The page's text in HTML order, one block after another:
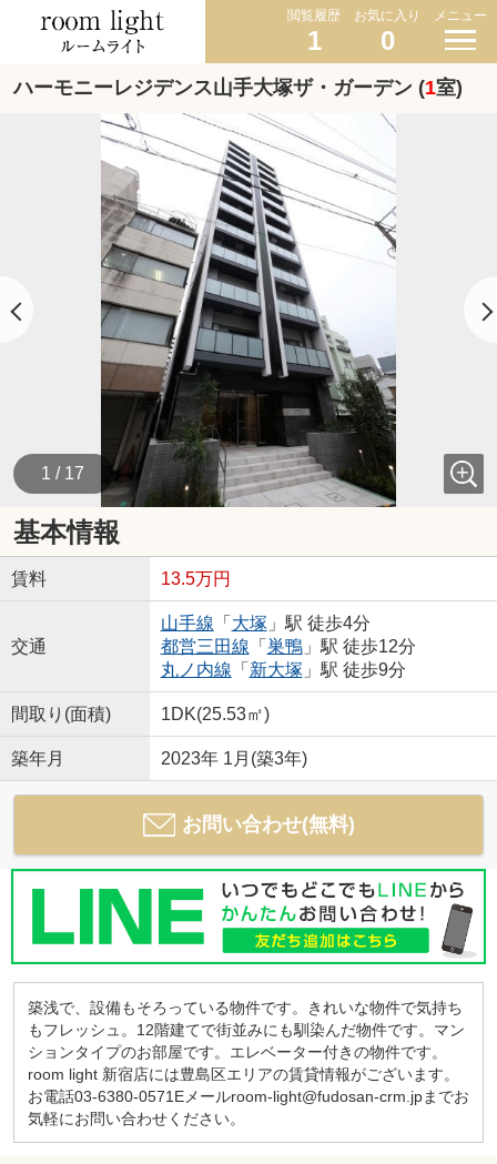
閲覧履歴
1
お気に入り
0
メニュー
ハーモニーレジデンス山手大塚ザ・ガーデン (1室)
1 / 17
基本情報
賃料 13.5万円
交通
山手線 「 大塚 」駅 徒歩4分
都営三田線 「 巣鴨」駅 徒歩12分
丸ノ内線 「 新大塚 」駅 徒歩9分
間取り(面積) 1DK(25.53㎡)
築年月 2023年 1月(築3年)
お問い合わせ(無料)
築浅で、設備もそろっている物件です。きれいな物件で気持ち
もフレッシュ。12階建てで街並みにも馴染んだ物件です。マン
ションタイプのお部屋です。エレベーター付きの物件です。
room light 新宿店には豊島区エリアの賃貸情報がございます。
お電話03-6380-0571Eメールroom-light@fudosan-crm.jpまでお
気軽にお問い合わせください。